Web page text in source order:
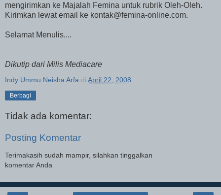
mengirimkan ke Majalah Femina untuk rubrik Oleh-Oleh.
Kirimkan lewat email ke kontak@femina-online.com.
Selamat Menulis....
Dikutip dari Milis Mediacare
Indy Ummu Neisha Arfa di April 22, 2008
Berbagi
Tidak ada komentar:
Posting Komentar
Terimakasih sudah mampir, silahkan tinggalkan
komentar Anda